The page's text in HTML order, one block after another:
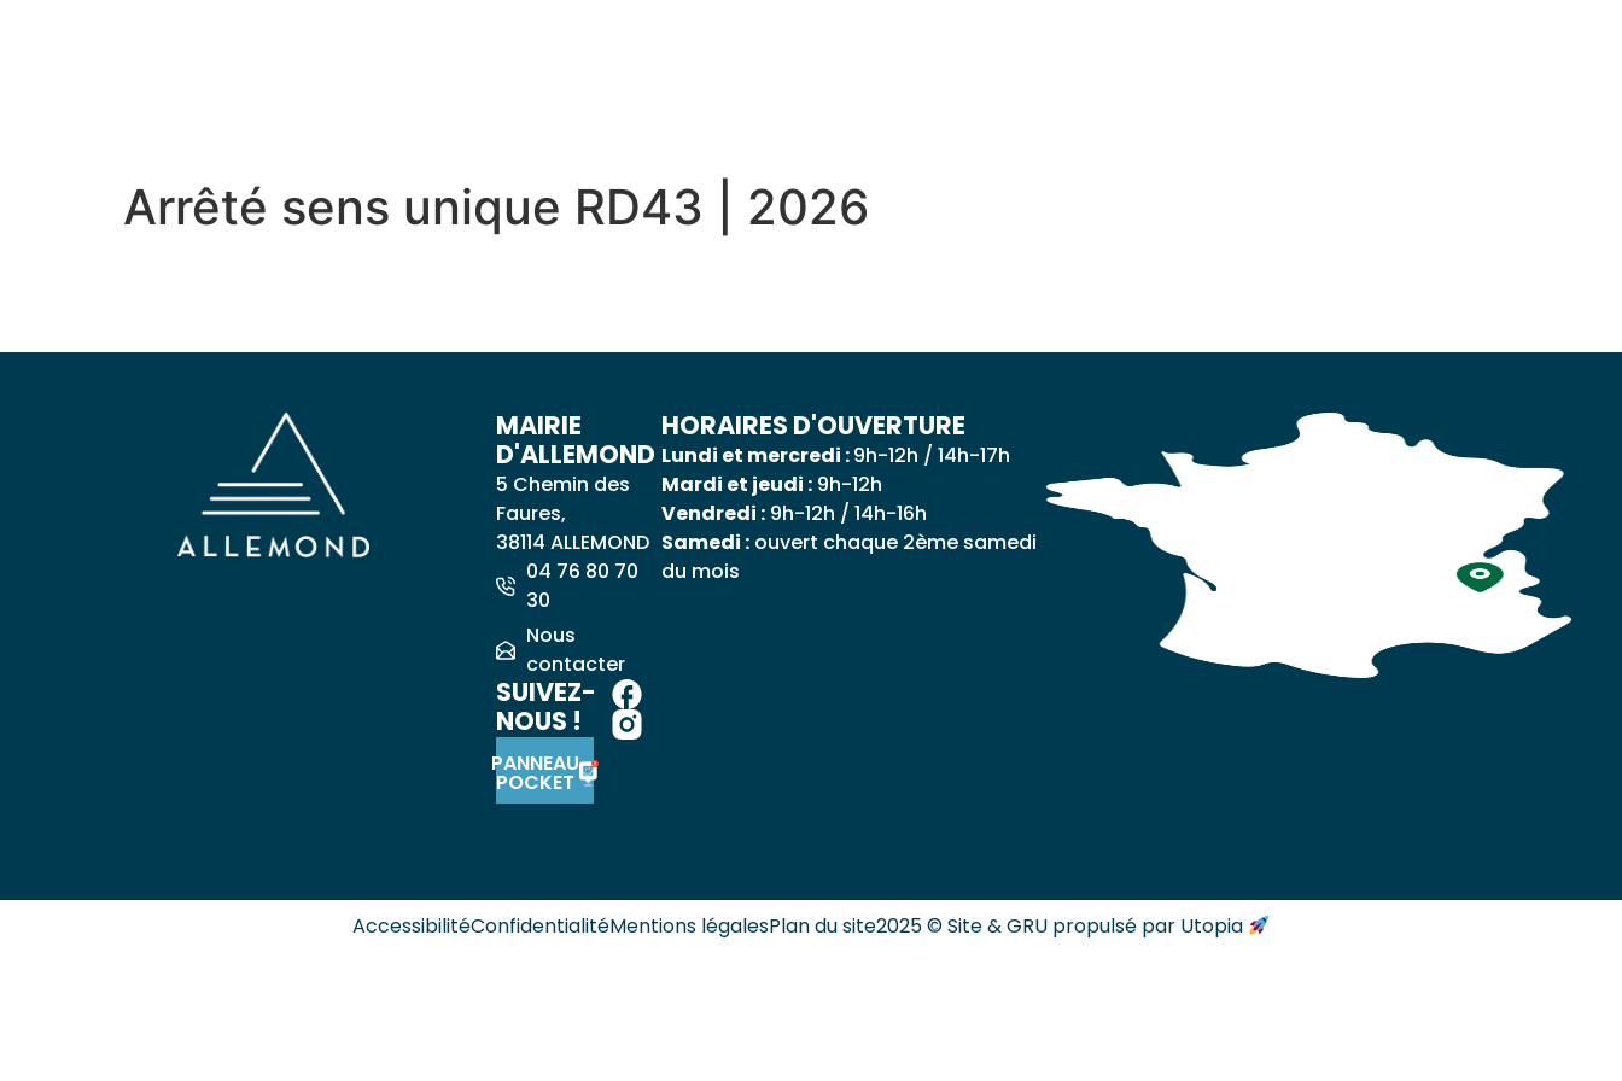
Arrêté sens unique RD43 | 2026
MAIRIE
D'ALLEMOND
5 Chemin des
Faures,
38114 ALLEMOND
04 76 80 70
30
Nous
contacter
SUIVEZ-
NOUS !
PANNEAU
POCKET
HORAIRES D'OUVERTURE
Lundi et mercredi :9h-12h / 14h-17h
Mardi et jeudi :9h-12h
Vendredi :9h-12h / 14h-16h
Samedi :ouvert chaque 2ème samedi
du mois
AccessibilitéConfidentialitéMentions légalesPlan du site2025 © Site & GRU propulsé par Utopia